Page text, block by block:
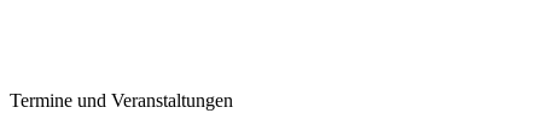
Termine und Veranstaltungen